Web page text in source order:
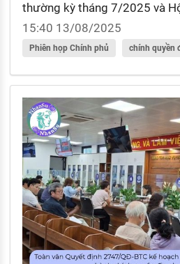
thường kỳ tháng 7/2025 và
Chính phủ với địa phương? Về
hình sau 01 tháng triển khai
mô hình chính quyền địa
15:40 13/08/2025
Phiên họp Chính phủ chính quyền